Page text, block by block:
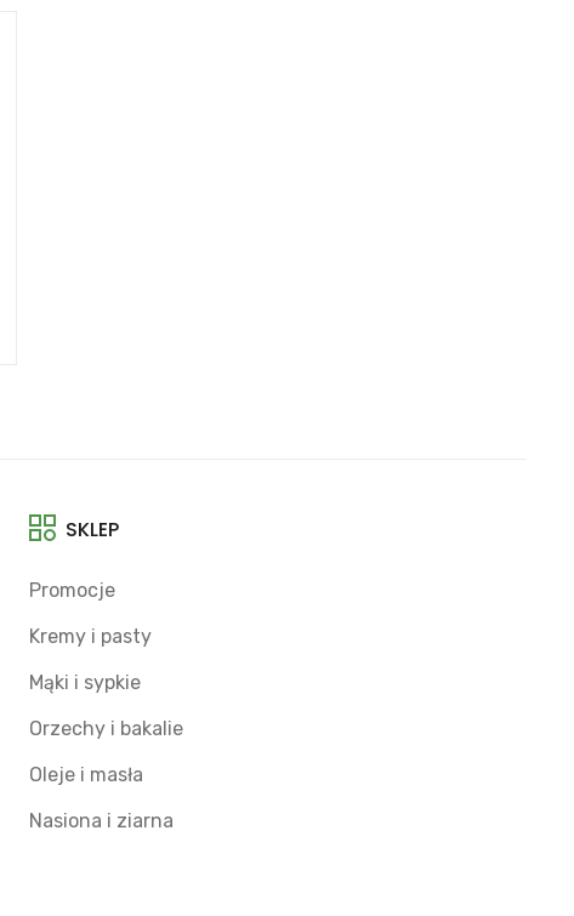
SKLEP
Promocje
Kremy i pasty
Mąki i sypkie
Orzechy i bakalie
Oleje i masła
Nasiona i ziarna